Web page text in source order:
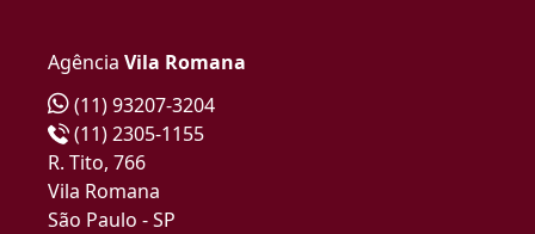
Agência Vila Romana
(11) 93207-3204
(11) 2305-1155
R. Tito, 766
Vila Romana
São Paulo - SP